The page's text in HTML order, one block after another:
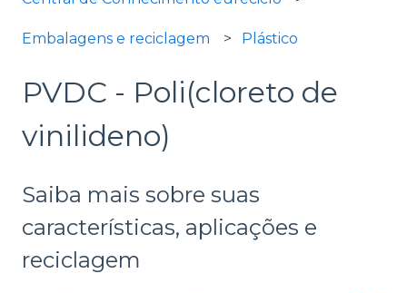
Embalagens e reciclagem Plástico
PVDC - Poli(cloreto de
vinilideno)
Saiba mais sobre suas
características, aplicações e
reciclagem